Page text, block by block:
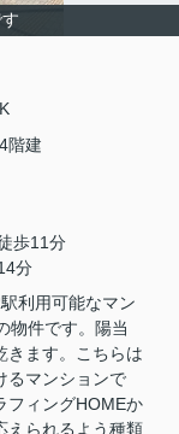
階建
歩11分
分
利用可能なマン
物件です。陽当
きます。こちらは
るマンションで
フィングHOMEか
えられるよう種類